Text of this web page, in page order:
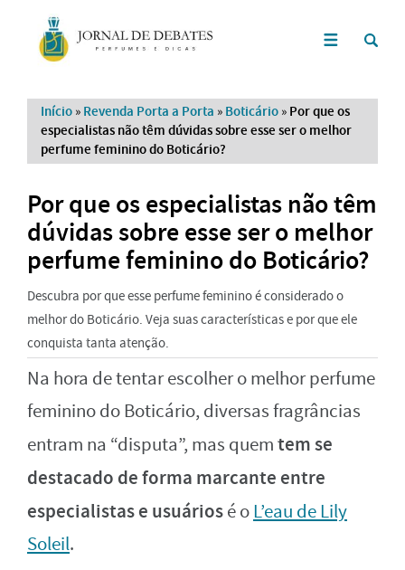
Início » Revenda Porta a Porta » Boticário » Por que os
especialistas não têm dúvidas sobre esse ser o melhor
perfume feminino do Boticário?
Por que os especialistas não têm
dúvidas sobre esse ser o melhor
perfume feminino do Boticário?
Descubra por que esse perfume feminino é considerado o
melhor do Boticário. Veja suas características e por que ele
conquista tanta atenção.
Na hora de tentar escolher o melhor perfume
feminino do Boticário, diversas fragrâncias
entram na “disputa”, mas quemtem se
destacado de forma marcante entre
especialistas e usuáriosé oL’eau de Lily
Soleil.